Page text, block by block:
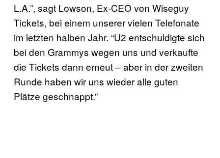
L.A.”, sagt Lowson, Ex-CEO von Wiseguy
Tickets, bei einem unserer vielen Telefonate
im letzten halben Jahr. “U2 entschuldigte sich
bei den Grammys wegen uns und verkaufte
die Tickets dann erneut – aber in der zweiten
Runde haben wir uns wieder alle guten
Plätze geschnappt.”